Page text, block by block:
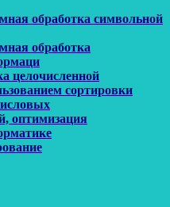
обработка символьной
обработка
целочисленной
сортировки
оптимизация